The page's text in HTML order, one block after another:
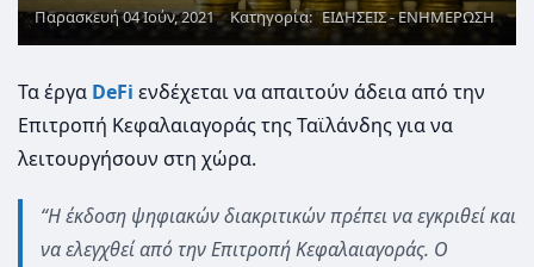
Παρασκευή 04 Ιούν, 2021 Κατηγορία: ΕΙΔΗΣΕΙΣ - ΕΝΗΜΕΡΩΣΗ
Τα έργα DeFi ενδέχεται να απαιτούν άδεια από την
Επιτροπή Κεφαλαιαγοράς της Ταϊλάνδης για να
λειτουργήσουν στη χώρα.
“Η έκδοση ψηφιακών διακριτικών πρέπει να εγκριθεί και
να ελεγχθεί από την Επιτροπή Κεφαλαιαγοράς. O